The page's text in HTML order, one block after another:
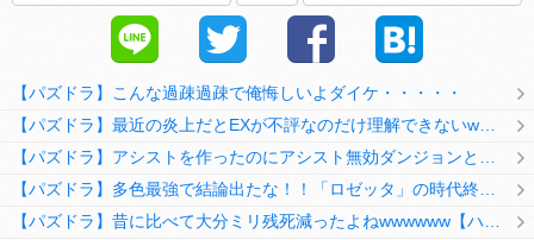
【パズドラ】こんな過疎過疎で俺悔しいよダイケ・・・・・